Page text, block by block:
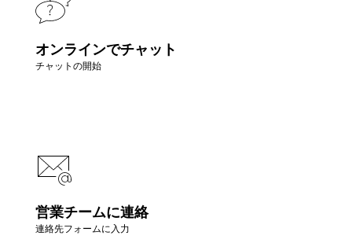
オンラインでチャット
チャットの開始
営業チームに連絡
連絡先フォームに入力